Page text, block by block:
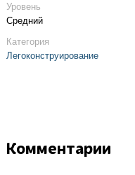
Уровень
Средний
Категория
Легоконструирование
Комментарии